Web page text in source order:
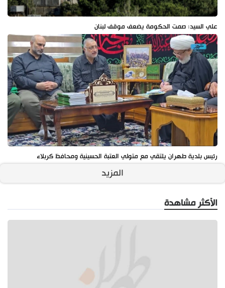
علي السيد: صمت الحكومة يضعف موقف لبنان
رئيس بلدية طهران يلتقي مع متولي العتبة الحسينية ومحافظ كربلاء
المزيد
الأكثر مشاهدة